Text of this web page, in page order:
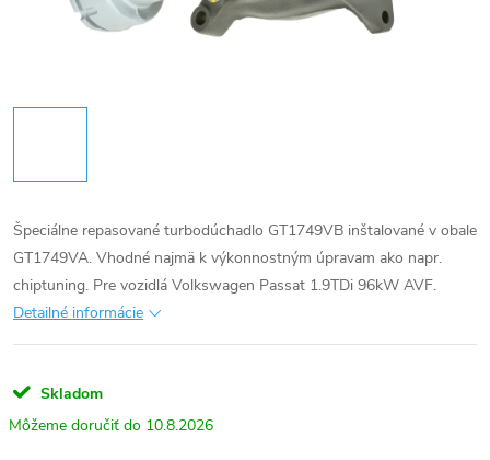
Špeciálne repasované turbodúchadlo GT1749VB inštalované v obale
GT1749VA. Vhodné najmä k výkonnostným úpravam ako napr.
chiptuning. Pre vozidlá Volkswagen Passat 1.9TDi 96kW AVF.
Detailné informácie
Skladom
10.8.2026